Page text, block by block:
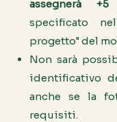
assegnerà
specificato
progetto" del
Non sarà
identificativo
anche se la
requisiti.